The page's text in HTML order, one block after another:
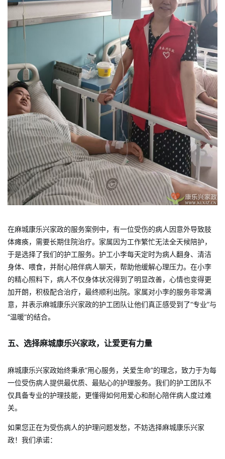
在麻城康乐兴家政的服务案例中，有一位受伤的病人因意外导致肢
体瘫痪，需要长期住院治疗。家属因为工作繁忙无法全天候陪护，
于是选择了我们的护工服务。护工小李每天定时为病人翻身、清洁
身体、喂食，并耐心陪伴病人聊天，帮助他缓解心理压力。在小李
的精心照料下，病人不仅身体状况得到了明显改善，心情也变得更
加开朗，积极配合治疗，最终顺利出院。家属对小李的服务非常满
意，并表示麻城康乐兴家政的护工团队让他们真正感受到了“专业”与
“温暖”的结合。
五、选择麻城康乐兴家政，让爱更有力量
麻城康乐兴家政始终秉承“用心服务，关爱生命”的理念，致力于为每
一位受伤病人提供最优质、最贴心的护理服务。我们的护工团队不
仅具备专业的护理技能，更懂得如何用爱心和耐心陪伴病人度过难
关。
如果您正在为受伤病人的护理问题发愁，不妨选择麻城康乐兴家
政！我们承诺：